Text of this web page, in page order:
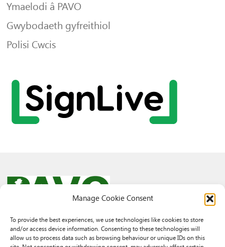
Manage Cookie Consent
To provide the best experiences, we use technologies like cookies to store
and/or access device information. Consenting to these technologies will
allow us to process data such as browsing behaviour or unique IDs on this
Ymaelodi â PAVO
Gwybodaeth gyfreithiol
Polisi Cwcis
© 2026 PAVO all rights reserved.
Rhif Elusen Gofrestredig: 1069557. Cwmni Cyfyngedig drwy warant